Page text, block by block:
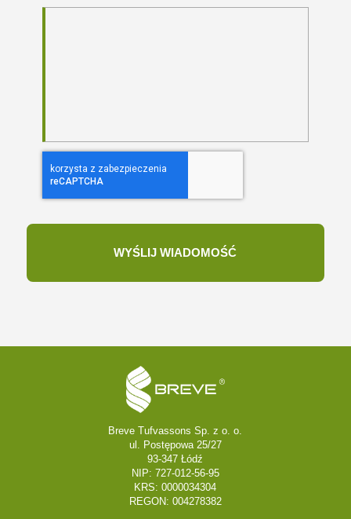
Breve Tufvassons Sp. z o. o.
ul. Postępowa 25/27
93-347 Łódź
NIP: 727-012-56-95
KRS: 0000034304
REGON: 004278382